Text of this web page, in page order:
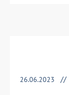
26.06.2023